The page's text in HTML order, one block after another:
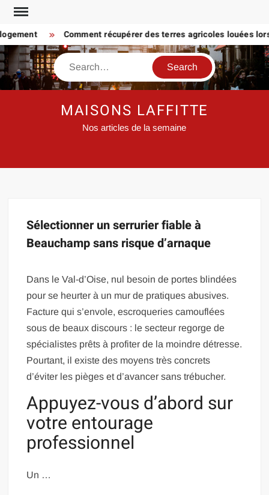
Skip
content
Comment récupérer des terres agricoles louées
Search
MAISONS LAFFITTE
Nos articles de la semaine
Sélectionner un serrurier fiable à
Beauchamp sans risque d’arnaque
Dans le Val-d’Oise, nul besoin de portes blindées
pour se heurter à un mur de pratiques abusives.
Facture qui s’envole, escroqueries camouflées
sous de beaux discours : le secteur regorge de
spécialistes prêts à profiter de la moindre détresse.
Pourtant, il existe des moyens très concrets
d’éviter les pièges et d’avancer sans trébucher.
Appuyez-vous d’abord sur
votre entourage
professionnel
Un …